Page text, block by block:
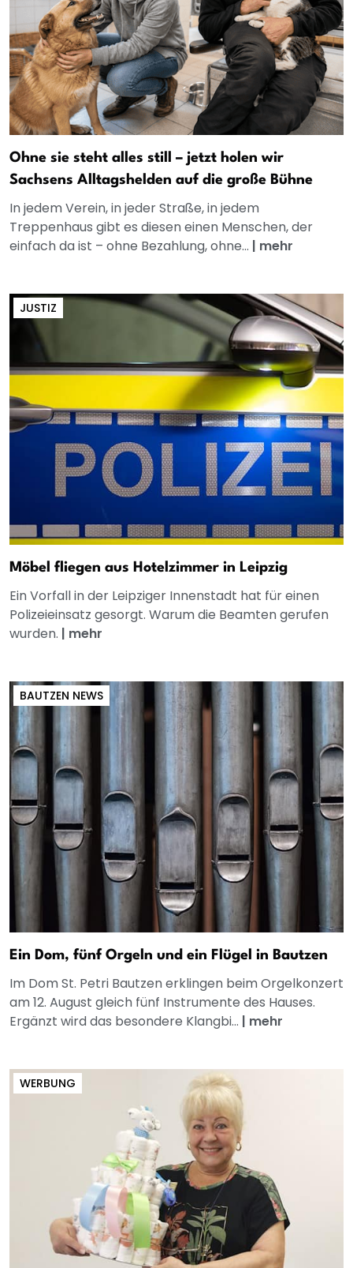
Ohne sie steht alles still – jetzt holen wir
Sachsens Alltagshelden auf die große Bühne
In jedem Verein, in jeder Straße, in jedem
Treppenhaus gibt es diesen einen Menschen, der
einfach da ist – ohne Bezahlung, ohne... | mehr
JUSTIZ
Möbel fliegen aus Hotelzimmer in Leipzig
Ein Vorfall in der Leipziger Innenstadt hat für einen
Polizeieinsatz gesorgt. Warum die Beamten gerufen
wurden. | mehr
BAUTZEN NEWS
Ein Dom, fünf Orgeln und ein Flügel in Bautzen
Im Dom St. Petri Bautzen erklingen beim Orgelkonzert
am 12. August gleich fünf Instrumente des Hauses.
Ergänzt wird das besondere Klangbi... | mehr
WERBUNG